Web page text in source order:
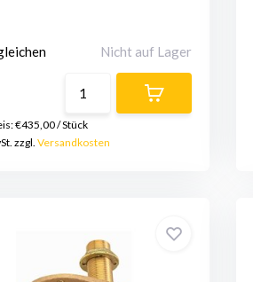
Nicht auf Lager
€435,00/Stück
zzgl. Versandkosten